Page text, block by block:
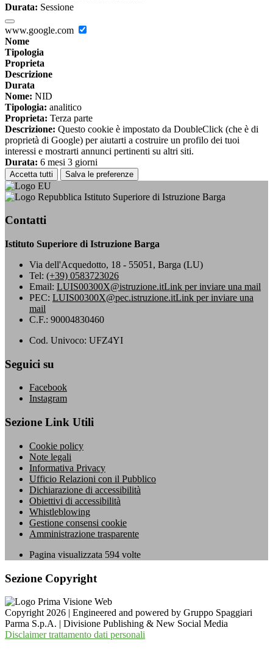
Durata: Sessione
www.google.com
Nome
Tipologia
Proprieta
Descrizione
Durata
Nome: NID
Tipologia: analitico
Proprieta: Terza parte
Descrizione: Questo cookie è impostato da DoubleClick (che è di
proprietà di Google) per aiutarti a costruire un profilo dei tuoi
interessi e mostrarti annunci pertinenti su altri siti.
Durata: 6 mesi 3 giorni
Accetta tutti Salva le preferenze
Istituto Superiore di Istruzione Barga
Contatti
Istituto Superiore di Istruzione Barga
Via dell'Acquedotto, 18 - 55051, Barga (LU)
Tel: (+39) 0583723026
Email: LUIS00300X@istruzione.itLink per inviare una mail
PEC: LUIS00300X@pec.istruzione.itLink per inviare una
mail
C.F.: 90004830460
Cod. Univoco: UFZ4YI
Seguici su
Facebook
Instagram
Sezione Link Utili
Cookie policy
Note legali
Informativa Privacy
Ufficio Relazioni con il Pubblico
Dichiarazione di accessibilità
Obiettivi di accessibilità
Whistleblowing
Gestione consensi cookie
Amministrazione trasparente
Pagina visualizzata 594 volte
Sezione Copyright
Copyright 2026 | Engineered and powered by Gruppo Spaggiari
Parma S.p.A. | Divisione Publishing & New Social Media
Disclaimer trattamento dati personali